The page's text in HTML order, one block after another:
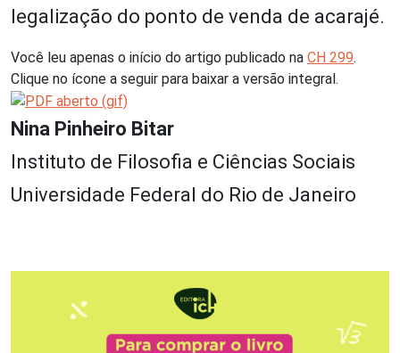
legalização do ponto de venda de acarajé.
Você leu apenas o início do artigo publicado na CH 299.
Clique no ícone a seguir para baixar a versão integral.
Nina Pinheiro Bitar
Instituto de Filosofia e Ciências Sociais
Universidade Federal do Rio de Janeiro